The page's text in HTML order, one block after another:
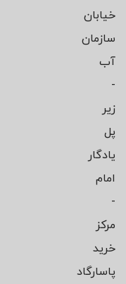
خیابان
سازمان
آب
-
زیر
پل
یادگار
امام
-
مرکز
خرید
پاسارگاد